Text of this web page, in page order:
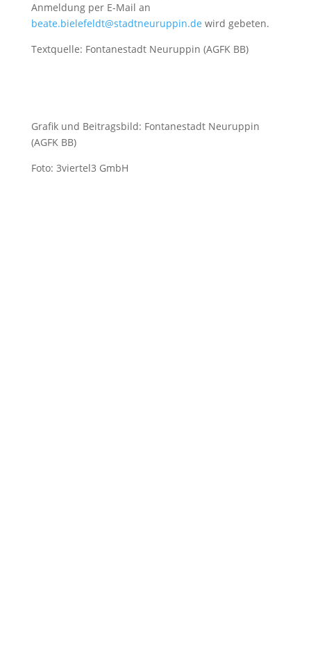
Anmeldung per E-Mail an
beate.bielefeldt@stadtneuruppin.de wird gebeten.
Textquelle: Fontanestadt Neuruppin (AGFK BB)
Grafik und Beitragsbild: Fontanestadt Neuruppin
(AGFK BB)
Foto: 3viertel3 GmbH